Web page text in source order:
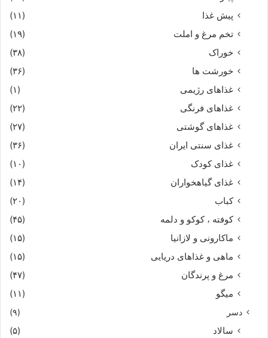
پیش غذا
(۱۱)
تخم مرغ و املت
(۱۹)
خوراک
(۳۸)
خورشت ها
(۳۶)
غذاهای رژیمی
(۱)
غذاهای فرنگی
(۲۲)
غذاهای گوشتی
(۲۷)
غذای سنتی ایران
(۳۶)
غذای کودک
(۱۰)
غذای گیاهخواران
(۱۴)
کباب
(۲۰)
کوفته ، کوکو و دلمه
(۴۵)
ماکارونی و لازانیا
(۱۵)
ماهی و غذاهای دریایی
(۱۵)
مرغ و پرندگان
(۴۷)
میگو
(۱۱)
دسر (۹)
سالاد (۵)